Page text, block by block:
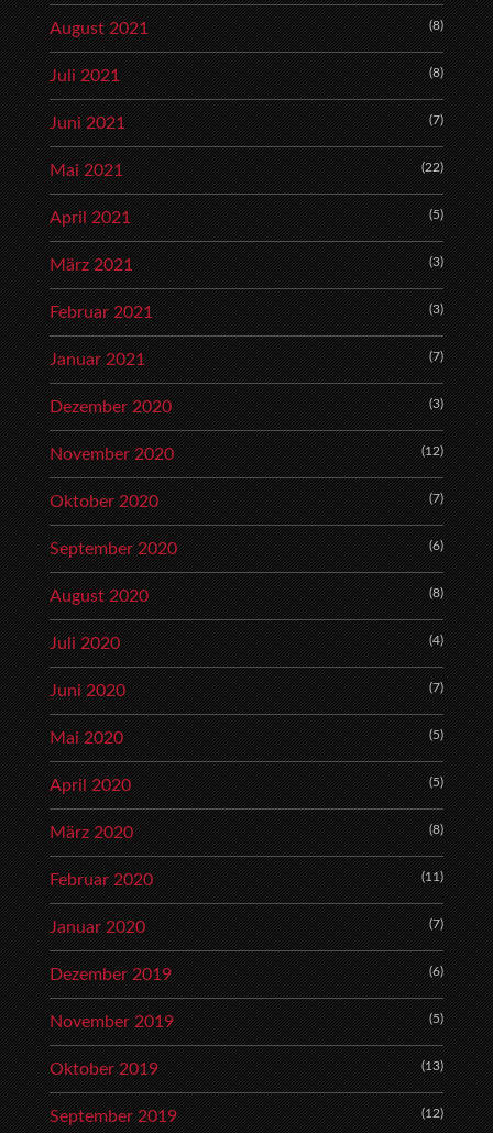
August 2021 (8)
Juli 2021 (8)
Juni 2021 (7)
Mai 2021 (22)
April 2021 (5)
März 2021 (3)
Februar 2021 (3)
Januar 2021 (7)
Dezember 2020 (3)
November 2020 (12)
Oktober 2020 (7)
September 2020 (6)
August 2020 (8)
Juli 2020 (4)
Juni 2020 (7)
Mai 2020 (5)
April 2020 (5)
März 2020 (8)
Februar 2020 (11)
Januar 2020 (7)
Dezember 2019 (6)
November 2019 (5)
Oktober 2019 (13)
September 2019 (12)